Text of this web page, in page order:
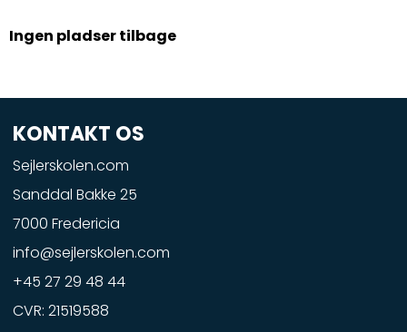
Ingen pladser tilbage
KONTAKT OS
Sejlerskolen.com
Sanddal Bakke 25
7000 Fredericia
info@sejlerskolen.com
+45 27 29 48 44
CVR: 21519588